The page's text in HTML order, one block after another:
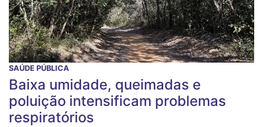
SAÚDE PÚBLICA
Baixa umidade, queimadas e
poluição intensificam problemas
respiratórios